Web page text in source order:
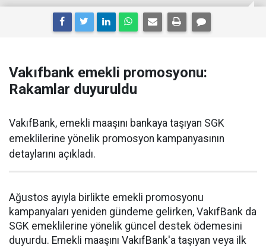
Vakıfbank emekli promosyonu:
Rakamlar duyuruldu
VakıfBank, emekli maaşını bankaya taşıyan SGK
emeklilerine yönelik promosyon kampanyasının
detaylarını açıkladı.
Ağustos ayıyla birlikte emekli promosyonu
kampanyaları yeniden gündeme gelirken, VakıfBank da
SGK emeklilerine yönelik güncel destek ödemesini
duyurdu. Emekli maaşını VakıfBank'a taşıyan veya ilk